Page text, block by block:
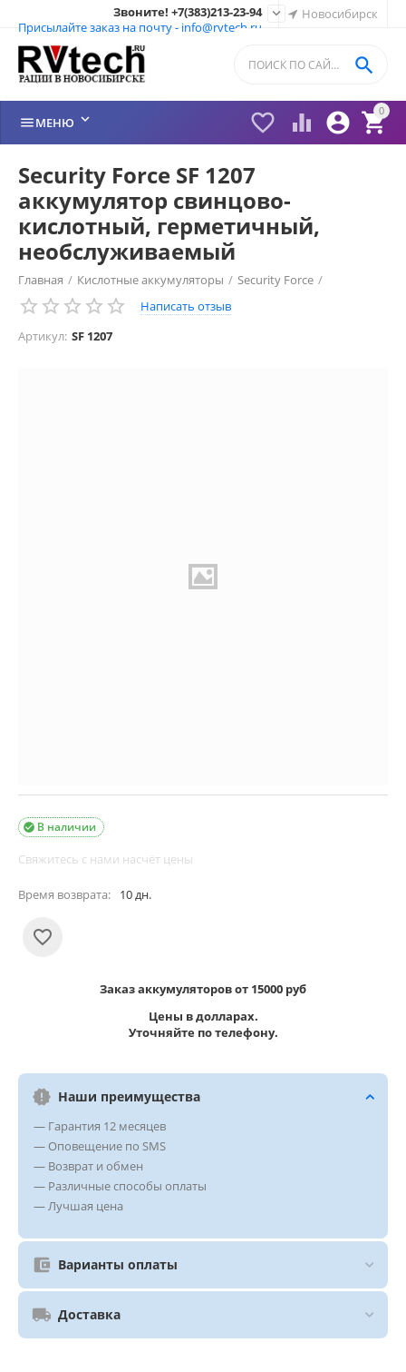
Новосибирск
Звоните! +7(383)213-23-94
Присылайте заказ на почту - info@rvtech.ru

0


 

МЕНЮ 
Security Force SF 1207
аккумулятор свинцово-
кислотный, герметичный,
необслуживаемый
Главная / Кислотные аккумуляторы / Security Force /
Написать отзыв
Артикул: SF 1207
В наличии

Свяжитесь с нами насчёт цены
Время возврата: 10 дн.
Заказ аккумуляторов от 15000 руб
Цены в долларах.
Уточняйте по телефону.
Наши преимущества
— Гарантия 12 месяцев
— Оповещение по SMS
— Возврат и обмен
— Различные способы оплаты
— Лучшая цена
Варианты оплаты
Доставка